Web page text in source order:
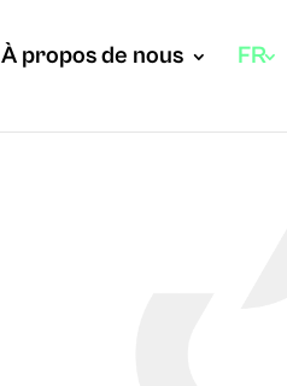
À propos de nous FR